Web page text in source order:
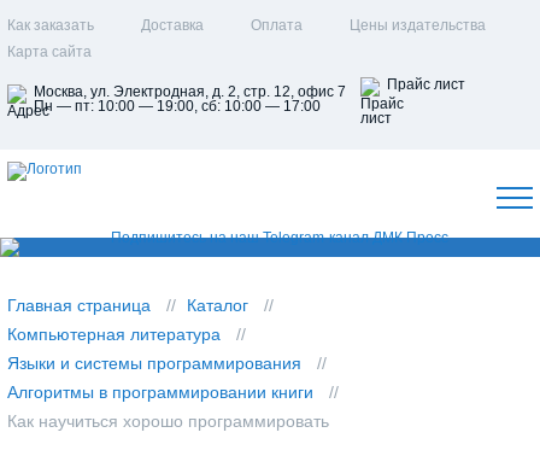
Как заказать Доставка Оплата
Цены издательства
Карта сайта
Москва, ул. Электродная, д. 2, стр. 12, офис 7
Пн — пт: 10:00 — 19:00, сб: 10:00 — 17:00
Прайс лист
Главная страница
Каталог
Компьютерная литература
Языки и системы программирования
Алгоритмы в программировании книги
Как научиться хорошо программировать